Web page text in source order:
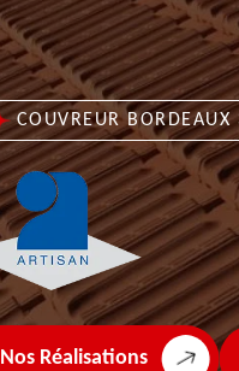
COUVREUR BORDEAUX
Nos Réalisations